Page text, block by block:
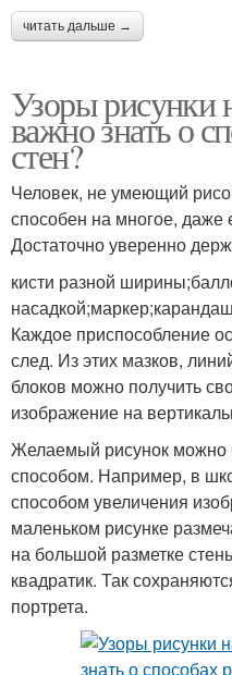
читать дальше →
Узоры рисунки
важно знать о
стен?
Человек, не умеющий
способен на многое, даже
Достаточно уверенно
кисти разной
Каждое приспособление
след. Из этих мазков,
блоков можно получить
изображение на
Желаемый рисунок можно
способом. Например, в
способом увеличения
маленьком рисунке
на большой разметке
квадратик. Так
портрета.